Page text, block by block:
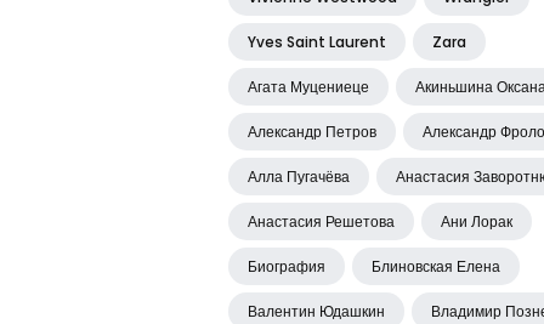
Yves Saint Laurent Zara
Агата Муцениеце Акиньшина
Александр Петров Александр
Алла Пугачёва Анастасия
Анастасия Решетова Ани Лорак
Биография Блиновская Елена
Валентин Юдашкин Владимир